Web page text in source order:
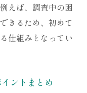
えば、調査中の困
きるため、初めて
仕組みとなってい
ントまとめ